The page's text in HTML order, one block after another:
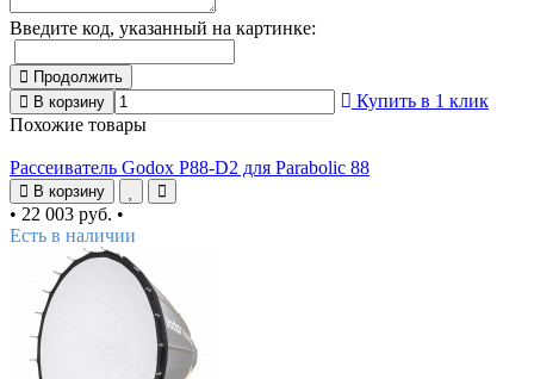
Введите код, указанный на картинке:
Продолжить
В корзину
Купить в 1 клик
Похожие товары
Рассеиватель Godox P88-D2 для Parabolic 88
В корзину
• 22 003 руб. •
Есть в наличии